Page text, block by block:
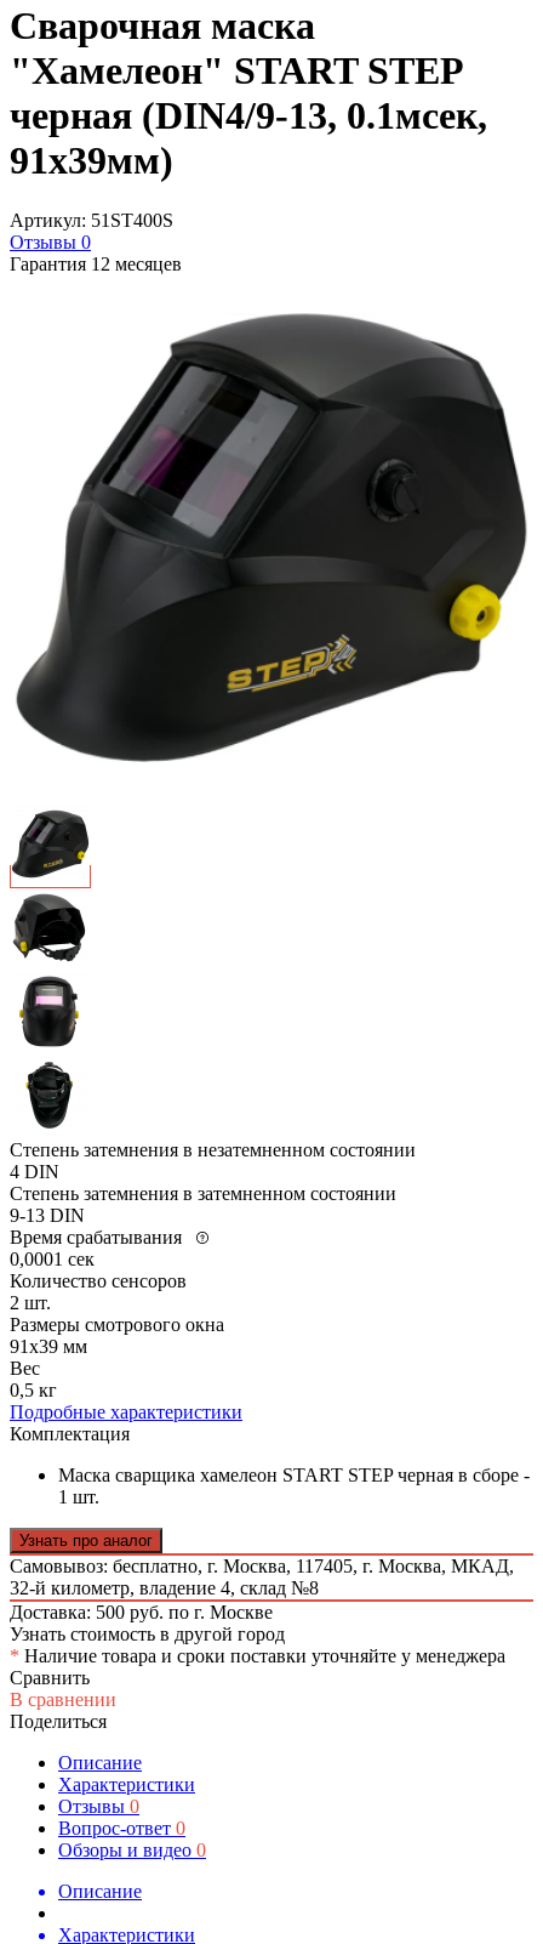
Сварочная маска
"Хамелеон" START STEP
черная (DIN4/9-13, 0.1мсек,
91х39мм)
Артикул: 51ST400S
Отзывы 0
Гарантия 12 месяцев
Степень затемнения в незатемненном состоянии
4 DIN
Степень затемнения в затемненном состоянии
9-13 DIN
Время срабатывания
0,0001 сек
Количество сенсоров
2 шт.
Размеры смотрового окна
91х39 мм
Вес
0,5 кг
Подробные характеристики
Комплектация
Маска сварщика хамелеон START STEP черная в сборе -
1 шт.
Узнать про аналог
Самовывоз: бесплатно, г. Москва, 117405, г. Москва, МКАД,
32-й километр, владение 4, склад №8
Доставка: 500 руб. по г. Москве
Узнать стоимость в другой город
* Наличие товара и сроки поставки уточняйте у менеджера
Сравнить
В сравнении
Поделиться
Описание
Характеристики
Отзывы 0
Вопрос-ответ 0
Обзоры и видео 0
Описание
Характеристики